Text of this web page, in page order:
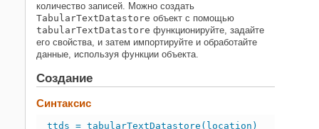
tabularTextDatastore
НА ЭТОЙ СТРАНИЦЕ
Описание
Создание
Свойства
количество записей. Можно создать
TabularTextDatastore объект с помощью
tabularTextDatastore функционируйте, задайте
его свойства, и затем импортируйте и обработайте
данные, используя функции объекта.
Создание
Синтаксис
ttds = tabularTextDatastore(location)